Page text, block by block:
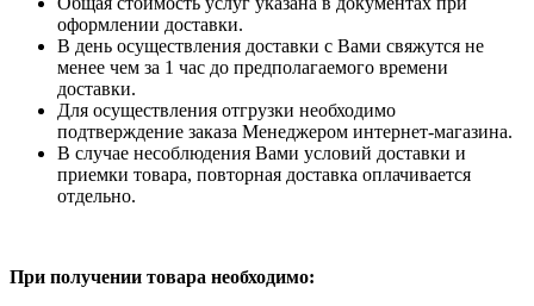
оформлении доставки.
В день осуществления доставки с Вами свяжутся не
менее чем за 1 час до предполагаемого времени
доставки.
Для осуществления отгрузки необходимо
подтверждение заказа Менеджером интернет-магазина.
В случае несоблюдения Вами условий доставки и
приемки товара, повторная доставка оплачивается
отдельно.
При получении товара необходимо: